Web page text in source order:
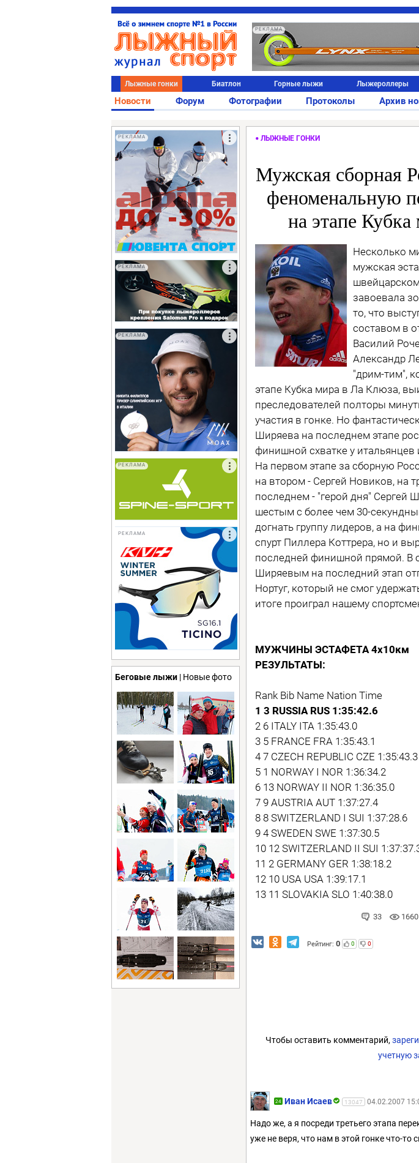
РЕКЛАМА
Лыжные гонки Биатлон Горные лыжи Лыжероллеры
Новости Форум Фотографии Протоколы Архив
РЕКЛАМА
РЕКЛАМА
РЕКЛАМА
РЕКЛАМА
РЕКЛАМА
Беговые лыжи | Новые фото
ЛЫЖНЫЕ ГОНКИ
Мужская сборная
феноменальную
на этапе
Несколько
мужская
завоевала
то, что
составом в
Василий
Александр
"дрим-тим",
этапе Кубка мира в Ла Клюза,
преследователей полторы
участия в гонке. Но
Ширяева на последнем этапе
финишной схватке у итальянцев
На первом этапе за сборную
на втором - Сергей Новиков, на
последнем - "герой дня" Сергей
шестым с более чем 30-
догнать группу лидеров, а на
спурт Пиллера Коттрера, но и
последней финишной прямой. В
Ширяевым на последний этап
Нортуг, который не смог
итоге проиграл нашему
МУЖЧИНЫ ЭСТАФЕТА 4х10км
РЕЗУЛЬТАТЫ:
Rank Bib Name Nation Time
1 3 RUSSIA RUS 1:35:42.6
2 6 ITALY ITA 1:35:43.0
3 5 FRANCE FRA 1:35:43.1
4 7 CZECH REPUBLIC CZE 1:35:43.3
5 1 NORWAY I NOR 1:36:34.2
6 13 NORWAY II NOR 1:36:35.0
7 9 AUSTRIA AUT 1:37:27.4
8 8 SWITZERLAND I SUI 1:37:28.6
9 4 SWEDEN SWE 1:37:30.5
10 12 SWITZERLAND II SUI
11 2 GERMANY GER 1:38:18.2
12 10 USA USA 1:39:17.1
13 11 SLOVAKIA SLO 1:40:38.0
33 1660
Рейтинг: 0 0 0
Чтобы оставить комментарий,
учетную
24 Иван Исаев 13047 04.02.2007
Надо же, а я посреди третьего этапа
уже не веря, что нам в этой гонке что-то